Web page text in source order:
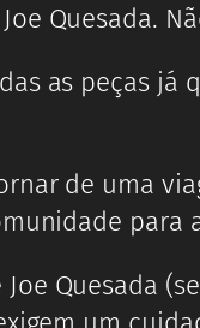
Quesada.
as peças
de uma
Quesada